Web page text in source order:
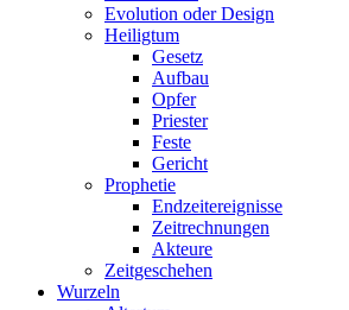
Evolution oder Design
Heiligtum
Gesetz
Aufbau
Opfer
Priester
Feste
Gericht
Prophetie
Endzeitereignisse
Zeitrechnungen
Akteure
Zeitgeschehen
Wurzeln